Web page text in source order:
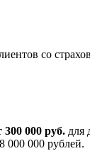
со
300 000 руб. для
000 000 рублей.